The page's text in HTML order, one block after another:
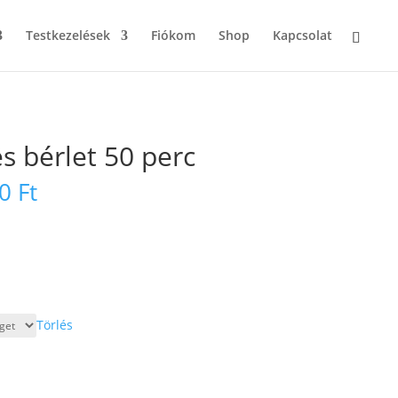
Testkezelések Fiókom Shop Kapcsolat
bérlet 50 perc
FtÁrtartomány:
75000 Ft
Törlés